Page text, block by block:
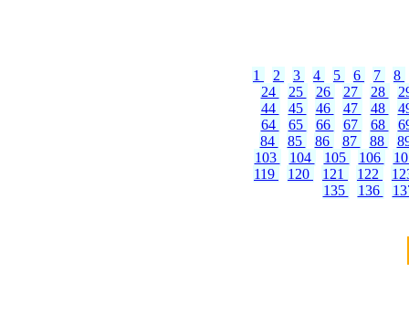
1 2 3 4 5 6 7
8
24
25 26 27 28
44
45 46 47 48
64
65 66 67 68
84
85 86 87 88
103
104 105 106
119
120 121 122
135
136